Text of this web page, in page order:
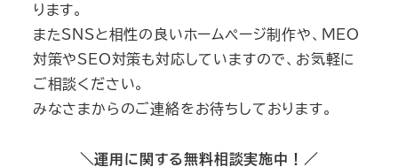
ります。
またSNSと相性の良いホームページ制作や、MEO
対策やSEO対策も対応していますので、お気軽に
ご相談ください。
みなさまからのご連絡をお待ちしております。
＼運用に関する無料相談実施中！／